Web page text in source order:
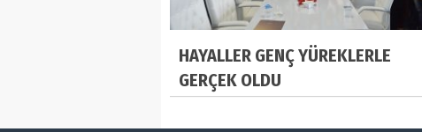
HAYALLER GENÇ YÜREKLERLE
GERÇEK OLDU